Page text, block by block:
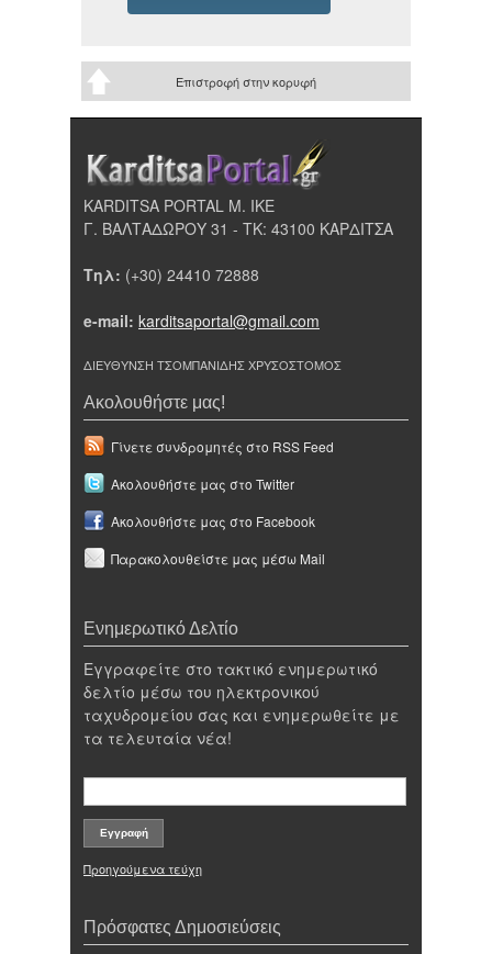
Επιστροφή στην κορυφή
KARDITSA PORTAL Μ. ΙΚΕ
Γ. ΒΑΛΤΑΔΩΡΟΥ 31 - ΤΚ: 43100 ΚΑΡΔΙΤΣΑ
Τηλ: (+30) 24410 72888
e-mail: karditsaportal@gmail.com
ΔΙΕΥΘΥΝΣΗ ΤΣΟΜΠΑΝΙΔΗΣ ΧΡΥΣΟΣΤΟΜΟΣ
Ακολουθήστε μας!
Γίνετε συνδρομητές στο RSS Feed
Ακολουθήστε μας στο Twitter
Ακολουθήστε μας στο Facebook
Παρακολουθείστε μας μέσω Mail
Ενημερωτικό Δελτίο
Εγγραφείτε στο τακτικό ενημερωτικό
δελτίο μέσω του ηλεκτρονικού
ταχυδρομείου σας και ενημερωθείτε με
τα τελευταία νέα!
Προηγούμενα τεύχη
Πρόσφατες Δημοσιεύσεις